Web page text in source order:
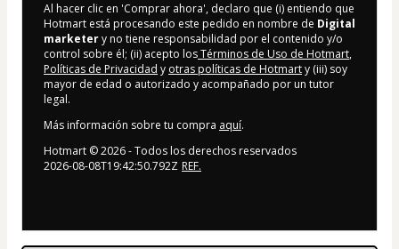
Al hacer clic en 'Comprar ahora', declaro que (i) entiendo que
Hotmart está procesando este pedido en nombre de Digital
marketery no tiene responsabilidad por el contenido y/o
control sobre él; (ii) acepto losTérminos de Uso de Hotmart,
Políticas de Privacidad y otras políticas de Hotmarty (iii) soy
mayor de edad o autorizado y acompañado por un tutor
legal.
Más información sobre tu compra aquí.
Hotmart ©2026- Todos los derechos reservados
2026-08-08T19:42:50.792Z REF.